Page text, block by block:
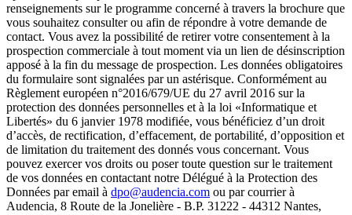
renseignements sur le programme concerné à travers la brochure que
vous souhaitez consulter ou afin de répondre à votre demande de
contact. Vous avez la possibilité de retirer votre consentement à la
prospection commerciale à tout moment via un lien de désinscription
apposé à la fin du message de prospection. Les données obligatoires
du formulaire sont signalées par un astérisque. Conformément au
Règlement européen n°2016/679/UE du 27 avril 2016 sur la
protection des données personnelles et à la loi «Informatique et
Libertés» du 6 janvier 1978 modifiée, vous bénéficiez d’un droit
d’accès, de rectification, d’effacement, de portabilité, d’opposition et
de limitation du traitement des donnés vous concernant. Vous
pouvez exercer vos droits ou poser toute question sur le traitement
de vos données en contactant notre Délégué à la Protection des
Données par email à dpo@audencia.com ou par courrier à
Audencia, 8 Route de la Jonelière - B.P. 31222 - 44312 Nantes,